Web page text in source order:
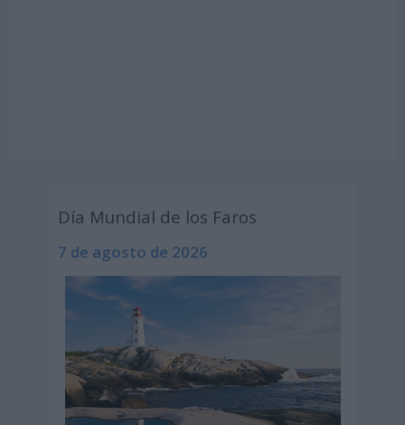
Día Mundial de los Faros
7 de agosto de 2026